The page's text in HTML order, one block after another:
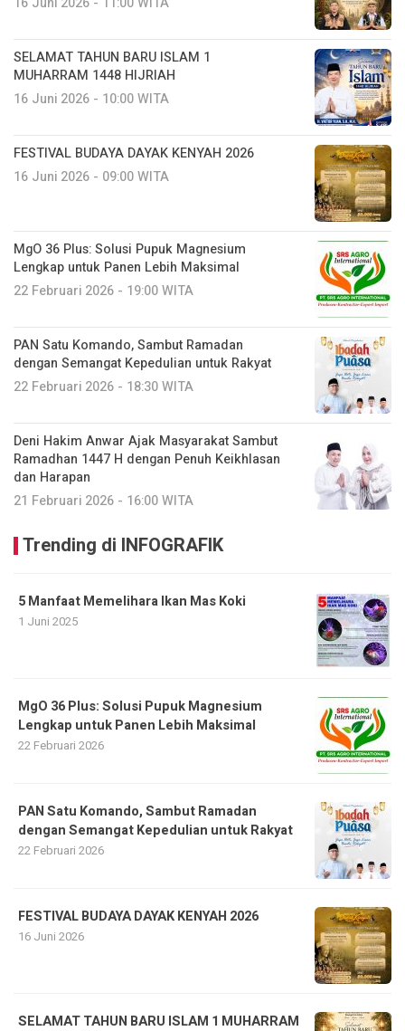
SELAMAT TAHUN BARU ISLAM 1
MUHARRAM 1448 HIJRIAH
16 Juni 2026 - 10:00 WITA
FESTIVAL BUDAYA DAYAK KENYAH 2026
16 Juni 2026 - 09:00 WITA
MgO 36 Plus: Solusi Pupuk Magnesium
Lengkap untuk Panen Lebih Maksimal
22 Februari 2026 - 19:00 WITA
PAN Satu Komando, Sambut Ramadan
dengan Semangat Kepedulian untuk Rakyat
22 Februari 2026 - 18:30 WITA
Deni Hakim Anwar Ajak Masyarakat Sambut
Ramadhan 1447 H dengan Penuh Keikhlasan
dan Harapan
21 Februari 2026 - 16:00 WITA
Trending di INFOGRAFIK
5 Manfaat Memelihara Ikan Mas Koki
1 Juni 2025
MgO 36 Plus: Solusi Pupuk Magnesium
Lengkap untuk Panen Lebih Maksimal
22 Februari 2026
PAN Satu Komando, Sambut Ramadan
dengan Semangat Kepedulian untuk Rakyat
22 Februari 2026
FESTIVAL BUDAYA DAYAK KENYAH 2026
16 Juni 2026
SELAMAT TAHUN BARU ISLAM 1 MUHARRAM